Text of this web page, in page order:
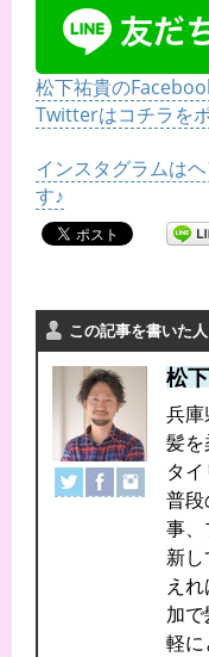
松下祐貴の
Twitterはコチラをポ
インスタグラムは
す♪
この記事を書いた人
松
兵
髪を
タ
普
事
新
え
加
軽